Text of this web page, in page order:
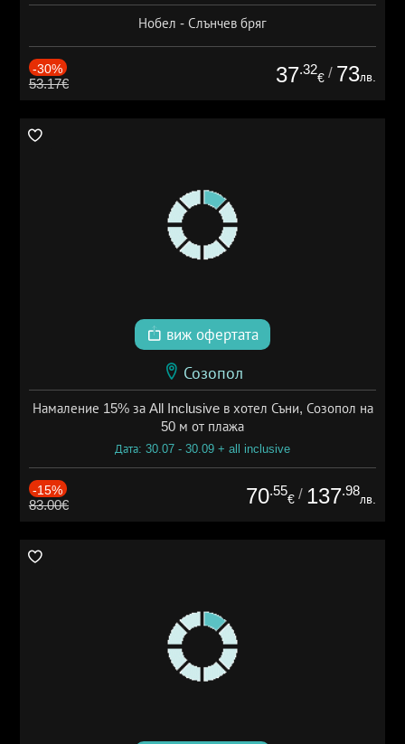
Нобел - Слънчев бряг
-30%
53.17€ 37.32
€ / 73лв.
виж офертата
Созопол
Намаление 15% за All Inclusive в хотел Съни, Созопол на
50 м от плажа
Дата: 30.07 - 30.09 + all inclusive
-15%
83.00€ 70.55
€ / 137.98
лв.